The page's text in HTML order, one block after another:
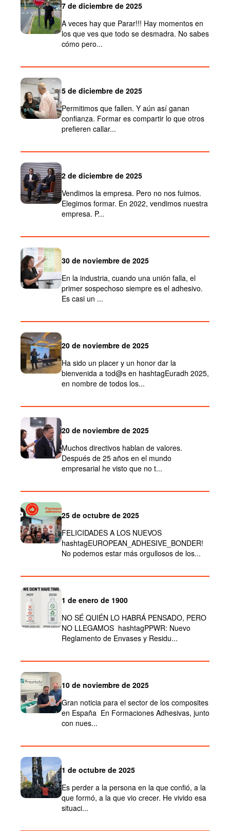
7 de diciembre de 2025
A veces hay que Parar!!! Hay momentos en
los que ves que todo se desmadra. No sabes
cómo pero...
5 de diciembre de 2025
Permitimos que fallen. Y aún así ganan
confianza. Formar es compartir lo que otros
prefieren callar...
2 de diciembre de 2025
Vendimos la empresa. Pero no nos fuimos.
Elegimos formar. En 2022, vendimos nuestra
empresa. P...
30 de noviembre de 2025
En la industria, cuando una unión falla, el
primer sospechoso siempre es el adhesivo.
Es casi un ...
20 de noviembre de 2025
Ha sido un placer y un honor dar la
bienvenida a tod@s en hashtagEuradh 2025,
en nombre de todos los...
20 de noviembre de 2025
Muchos directivos hablan de valores.
Después de 25 años en el mundo
empresarial he visto que no t...
25 de octubre de 2025
FELICIDADES A LOS NUEVOS
hashtagEUROPEAN_ADHESIVE_BONDER!
No podemos estar más orgullosos de los...
1 de enero de 1900
NO SÉ QUIÉN LO HABRÁ PENSADO, PERO
NO LLEGAMOS hashtagPPWR: Nuevo
Reglamento de Envases y Residu...
10 de noviembre de 2025
Gran noticia para el sector de los composites
en España En Formaciones Adhesivas, junto
con nues...
1 de octubre de 2025
Es perder a la persona en la que confió, a la
que formó, a la que vio crecer. He vivido esa
situaci...